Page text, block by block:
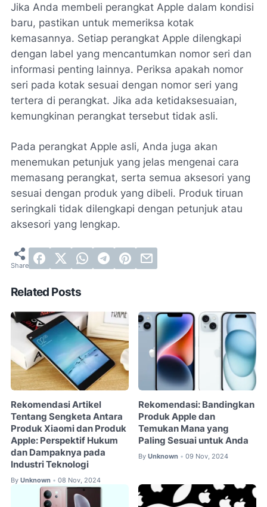
Jika Anda membeli perangkat Apple dalam kondisi
baru, pastikan untuk memeriksa kotak
kemasannya. Setiap perangkat Apple dilengkapi
dengan label yang mencantumkan nomor seri dan
informasi penting lainnya. Periksa apakah nomor
seri pada kotak sesuai dengan nomor seri yang
tertera di perangkat. Jika ada ketidaksesuaian,
kemungkinan perangkat tersebut tidak asli.
Pada perangkat Apple asli, Anda juga akan
menemukan petunjuk yang jelas mengenai cara
memasang perangkat, serta semua aksesori yang
sesuai dengan produk yang dibeli. Produk tiruan
seringkali tidak dilengkapi dengan petunjuk atau
aksesori yang lengkap.
Related Posts
Rekomendasi Artikel
Tentang Sengketa Antara
Produk Xiaomi dan Produk
Apple: Perspektif Hukum
dan Dampaknya pada
Industri Teknologi
By Unknown • 08 Nov, 2024
Rekomendasi: Bandingkan
Produk Apple dan
Temukan Mana yang
Paling Sesuai untuk Anda
By Unknown • 09 Nov, 2024